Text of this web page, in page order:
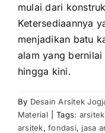
mulai dari
Ketersediaannya
menjadikan batu
alam yang
hingga kini.
By Desain Arsitek
Material
Tags: arsitek
arsitek,fondasi, jasa